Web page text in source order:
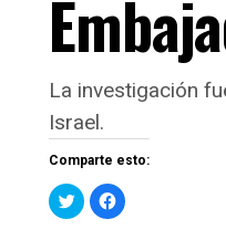
La investigación
Israel.
Comparte esto:
Haz
clic
para
Haz
clic